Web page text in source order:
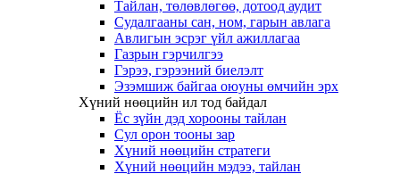
Тайлан, төлөвлөгөө, дотоод аудит
Судалгааны сан, ном, гарын авлага
Авлигын эсрэг үйл ажиллагаа
Газрын гэрчилгээ
Гэрээ, гэрээний биелэлт
Эзэмшиж байгаа оюуны өмчийн эрх
Хүний нөөцийн ил тод байдал
Ёс зүйн дэд хорооны тайлан
Сул орон тооны зар
Хүний нөөцийн стратеги
Хүний нөөцийн мэдээ, тайлан